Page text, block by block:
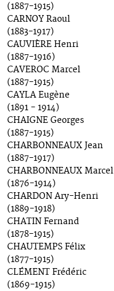
(1887-1915)
CARNOY Raoul
(1883-1917)
CAUVIÈRE Henri
(1887-1916)
CAVEROC Marcel
(1887-1915)
CAYLA Eugène
(1891 - 1914)
CHAIGNE Georges
(1887-1915)
CHARBONNEAUX Jean
(1887-1917)
CHARBONNEAUX Marcel
(1876-1914)
CHARDON Ary-Henri
(1889-1918)
CHATIN Fernand
(1878-1915)
CHAUTEMPS Félix
(1877-1915)
CLÉMENT Frédéric
(1869-1915)